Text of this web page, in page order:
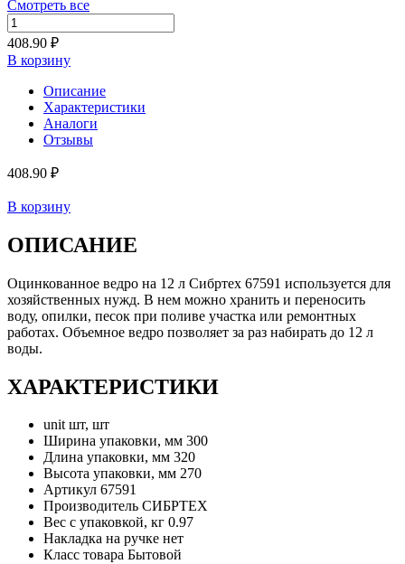
Смотреть все
408.90 ₽
В корзину
Описание
Характеристики
Аналоги
Отзывы
408.90 ₽
В корзину
ОПИСАНИЕ
Оцинкованное ведро на 12 л Сибртех 67591 используется для
хозяйственных нужд. В нем можно хранить и переносить
воду, опилки, песок при поливе участка или ремонтных
работах. Объемное ведро позволяет за раз набирать до 12 л
воды.
ХАРАКТЕРИСТИКИ
unit шт, шт
Ширина упаковки, мм 300
Длина упаковки, мм 320
Высота упаковки, мм 270
Артикул 67591
Производитель СИБРТЕХ
Вес с упаковкой, кг 0.97
Накладка на ручке нет
Класс товара Бытовой